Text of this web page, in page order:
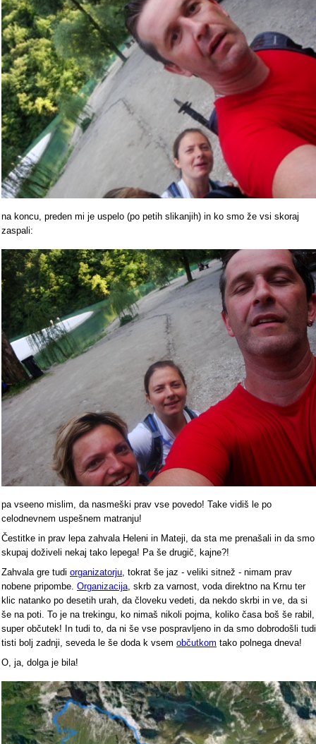
na koncu, preden mi je uspelo (po petih slikanjih) in ko smo že vsi skoraj
zaspali:
pa vseeno mislim, da nasmeški prav vse povedo! Take vidiš le po
celodnevnem uspešnem matranju!
Čestitke in prav lepa zahvala Heleni in Mateji, da sta me prenašali in da smo
skupaj doživeli nekaj tako lepega! Pa še drugič, kajne?!
Zahvala gre tudi organizatorju , tokrat še jaz - veliki sitnež - nimam prav
nobene pripombe. Organizacija , skrb za varnost, voda direktno na Krnu ter
klic natanko po desetih urah, da človeku vedeti, da nekdo skrbi in ve, da si
še na poti. To je na trekingu, ko nimaš nikoli pojma, koliko časa boš še rabil,
super občutek! In tudi to, da ni še vse pospravljeno in da smo dobrodošli tudi
tisti bolj zadnji, seveda le še doda k vsem občutkom tako polnega dneva!
O, ja, dolga je bila!